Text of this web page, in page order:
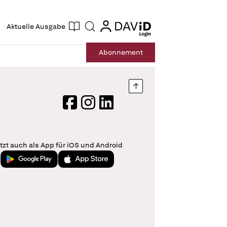
Aktuelle Ausgabe Suche login
login
Abonnement
Nach oben springen
FacebookInstagram
LinkedIn
auch als App für iOS und Android
Jetzt bei Google PlayLaden im App Store